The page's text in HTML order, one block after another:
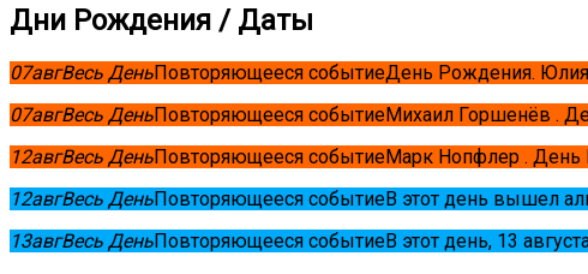
Дни Рождения / Даты
07авгВесь ДеньПовторяющееся событиеДень Рождения.
07авгВесь ДеньПовторяющееся событиеМихаил Горшенёв .
12авгВесь ДеньПовторяющееся событиеМарк Нопфлер . День
12авгВесь ДеньПовторяющееся событиеВ этот день вышел
13авгВесь ДеньПовторяющееся событиеВ этот день, 13